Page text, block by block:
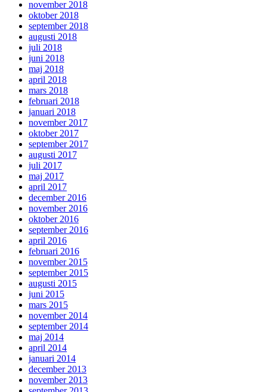
november 2018
oktober 2018
september 2018
augusti 2018
juli 2018
juni 2018
maj 2018
april 2018
mars 2018
februari 2018
januari 2018
november 2017
oktober 2017
september 2017
augusti 2017
juli 2017
maj 2017
april 2017
december 2016
november 2016
oktober 2016
september 2016
april 2016
februari 2016
november 2015
september 2015
augusti 2015
juni 2015
mars 2015
november 2014
september 2014
maj 2014
april 2014
januari 2014
december 2013
november 2013